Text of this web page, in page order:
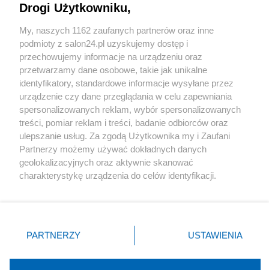
Sport
Społeczeństwo
Kultura
X Facebook Instagram Youtube
Drogi Użytkowniku,
My, naszych 1162 zaufanych partnerów oraz inne
podmioty z salon24.pl uzyskujemy dostęp i
przechowujemy informacje na urządzeniu oraz
przetwarzamy dane osobowe, takie jak unikalne
identyfikatory, standardowe informacje wysyłane przez
urządzenie czy dane przeglądania w celu zapewniania
spersonalizowanych reklam, wybór spersonalizowanych
treści, pomiar reklam i treści, badanie odbiorców oraz
ulepszanie usług. Za zgodą Użytkownika my i Zaufani
Partnerzy możemy używać dokładnych danych
geolokalizacyjnych oraz aktywnie skanować
charakterystykę urządzenia do celów identyfikacji.
zmienić/wycofać klikając przycisk ustawień prywatności
znajdujący się w lewym dolnym rogu strony
rodzaje przetwarzania danych nie wymagają zgody
PARTNERZY USTAWIENIA